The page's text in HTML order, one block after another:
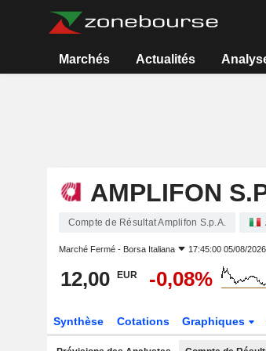
Marchés Actualités
AMPLIFON
Compte de Résultat Amplifon S.p.A.
Marché Fermé - Borsa Italiana 17:45:00 05/08/2026
12,00 EUR -0,08%
Synthèse Cotations Graphiques